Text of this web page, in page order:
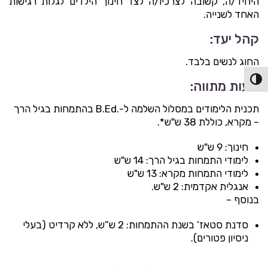
הפעל/כבה ניגודיות גבוהה
האחד לשנייה.
קהל יעד:
החוג לנשים בלבד.
שעות מתווה:
תכנית הלימודים במסלול השלמה ל-.B.Ed בהתמחות בגיל הרך
– מקרא, כוללת 38 ש"ש*.
חינוך: 9 ש"ש
לימודי התמחות בגיל הרך: 14 ש"ש
לימודי התמחות מקרא: 13 ש"ש
אנגלית אקדמית: 2 ש"ש.
בנוסף –
סדנת סטאז’ בשנת ההתמחות: 2 ש”ש, ללא קרדיט (בעלי
ניסיון פטורים).